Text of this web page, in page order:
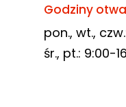
Godziny
pon., wt.,
śr., pt.: 9:00-